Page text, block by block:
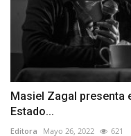
Masiel Zagal presenta
Estado...
Editora Mayo 26, 2022 621